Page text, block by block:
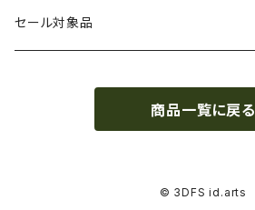
HTPLA
PA（ナイロン）
静電気放電（ESD）
アレルギー物質フリー
スプール単位
Bambuコイル対応
3DLAC
クリーニング
交換用スプール
セール対象品
商品一覧に戻る
© 3DFS id.arts